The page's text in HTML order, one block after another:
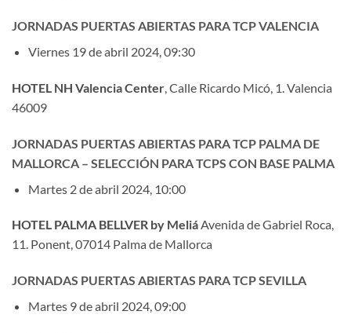
JORNADAS PUERTAS ABIERTAS PARA TCP VALENCIA
Viernes 19 de abril 2024, 09:30
HOTEL NH Valencia Center , Calle Ricardo Micó, 1. Valencia
46009
JORNADAS PUERTAS ABIERTAS PARA TCP PALMA DE
MALLORCA – SELECCIÓN PARA TCPS CON BASE PALMA
Martes 2 de abril 2024, 10:00
HOTEL PALMA BELLVER by MeliáAvenida de Gabriel Roca,
11. Ponent, 07014 Palma de Mallorca
JORNADAS PUERTAS ABIERTAS PARA TCP SEVILLA
Martes 9 de abril 2024, 09:00